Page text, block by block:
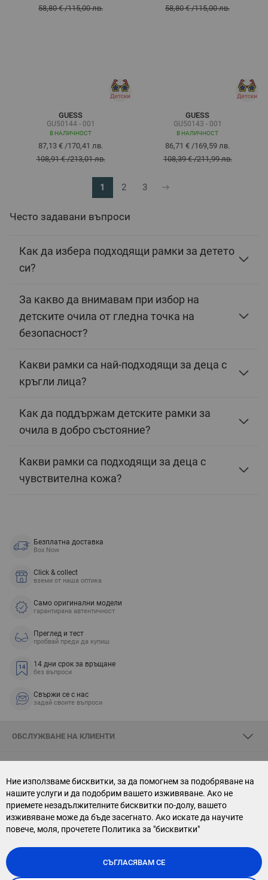
Ние използваме бисквитки, за да помогнем за подобряване на
нашите услуги и да подобрим вашето изживяване. Ако не
приемете незадължителните бисквитки по-долу, вашето
изживяване може да бъде засегнато. Ако искате да научите
повече, моля, прочетете Политика за "бисквитки"
СЪГЛАСЯВАМ СЕ
58,80 €/115,00 лв.
58,80 €/115,00 лв.
GUESS
GU50144 - 001
В НАЛИЧНОСТ
87,13 € /170,41 лв.
108,91 €/213,01 лв.
GUESS
GU50143 - 001
В НАЛИЧНОСТ
86,71 € /169,59 лв.
108,39 €/211,99 лв.
В момента четете страница
1 Страница
2 Страница
3
Често задавани въпроси
Как да избера подходящи рамки за детето
си?
За какво да внимавам при избор на
детските очила от гледна точка на
безопасност?
Какви рамки са най-подходящи за деца с
кръгли лица?
Как да поддържам детските рамки за
очила в добро състояние?
Какви рамки са подходящи за деца с
чувствителна кожа?
Безплатна доставка
Box Now
Click & collect
вземи от наша оптика
Само оригинални модели
гарантирана автентичност
Преглед и тест
пробвай преди да купиш
14 дни срок за връщане
без въпроси
Свържи се с нас
задай своите въпроси
ОБСЛУЖВАНЕ НА КЛИЕНТИ
СВЪРЖИ СЕ С НАС
АБОНАМЕНТ ЗА БЮЛЕТИН